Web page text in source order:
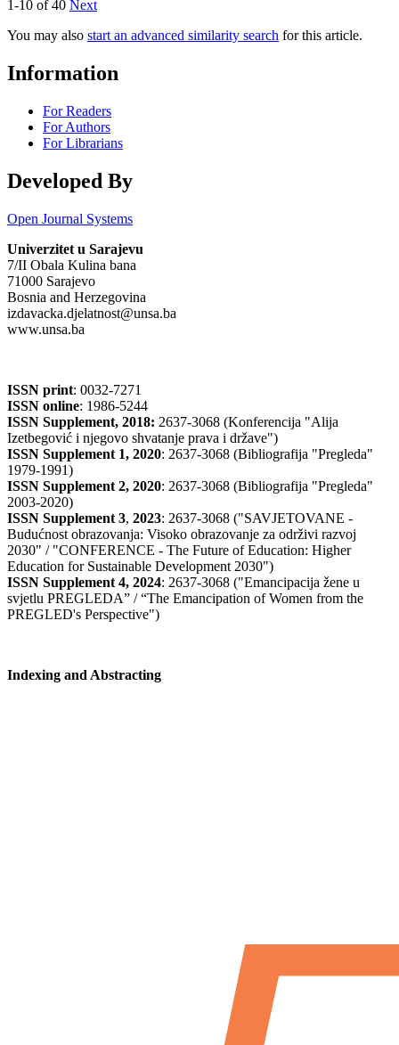
1-10 of 40 Next
You may also start an advanced similarity search for this article.
Information
For Readers
For Authors
For Librarians
Developed By
Open Journal Systems
Univerzitet u Sarajevu
7/II Obala Kulina bana
71000 Sarajevo
Bosnia and Herzegovina
izdavacka.djelatnost@unsa.ba
www.unsa.ba
ISSN print: 0032-7271
ISSN online: 1986-5244
ISSN Supplement, 2018: 2637-3068 (Konferencija "Alija
Izetbegović i njegovo shvatanje prava i države")
ISSN Supplement 1, 2020: 2637-3068 (Bibliografija "Pregleda"
1979-1991)
ISSN Supplement 2, 2020: 2637-3068 (Bibliografija "Pregleda"
2003-2020)
ISSN Supplement 3, 2023: 2637-3068 ("SAVJETOVANE -
Budućnost obrazovanja: Visoko obrazovanje za održivi razvoj
2030" / "CONFERENCE - The Future of Education: Higher
Education for Sustainable Development 2030")
ISSN Supplement 4, 2024: 2637-3068 ("Emancipacija žene u
svjetlu PREGLEDA” / “The Emancipation of Women from the
PREGLED's Perspective")
Indexing and Abstracting